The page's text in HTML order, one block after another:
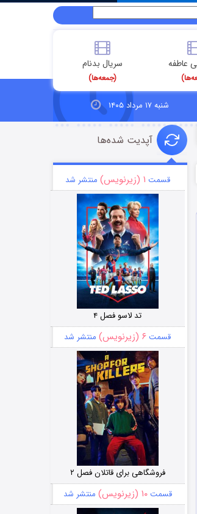
عاطفه سریال بدنام
(جمعه‌ها)
شنبه ۱۷ مرداد ۱۴۰۵
آپدیت شده‌ها
قسمت ۱ (زیرنویس) منتشر شد
تد لاسو فصل ۴
قسمت ۶ (زیرنویس) منتشر شد
فروشگاهی برای قاتلان فصل ۲
قسمت۱۰ (زیرنویس) منتشر شد